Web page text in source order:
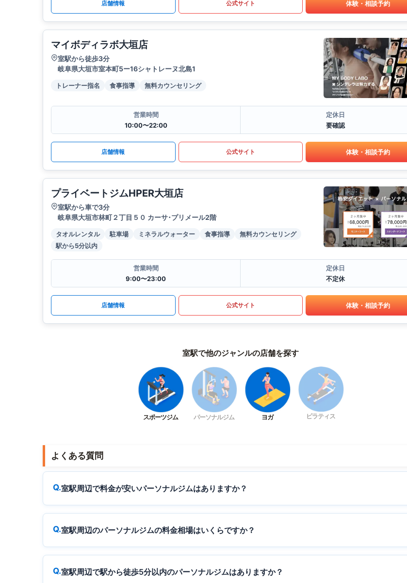
店舗情報 公式サイト 体験・相談予約
マイボディラボ大垣店
室駅から徒歩3分
岐阜県大垣市室本町5ー16シャトレーヌ北島1
トレーナー指名 食事指導 無料カウンセリング
営業時間
10:00〜22:00
定休日
要確認
店舗情報 公式サイト 体験・相談予約
プライベートジムHPER大垣店
室駅から車で3分
岐阜県大垣市林町２丁目５０ カーサ･プリメール2階
タオルレンタル 駐車場 ミネラルウォーター 食事指導
無料カウンセリング
駅から5分以内
営業時間
9:00〜23:00
定休日
不定休
店舗情報 公式サイト 体験・相談予約
室駅で他のジャンルの店舗を探す
スポーツジム パーソナルジム ヨガ ピラティス
よくある質問
室駅周辺で料金が安いパーソナルジムはありますか？
室駅周辺のパーソナルジムの料金相場はいくらですか？
室駅周辺で駅から徒歩5分以内のパーソナルジムはありますか？